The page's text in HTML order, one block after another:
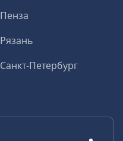
Пенза
Рязань
Санкт-Петербург